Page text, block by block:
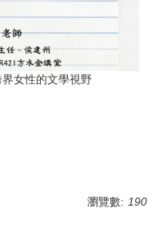
界女性的文學視野
瀏覽數: 190